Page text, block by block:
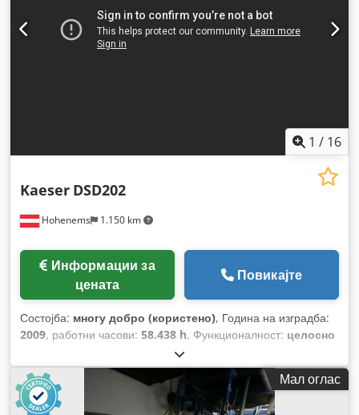
1 / 16
Hohenems 1.150 km
Kaeser DSD202
цената
Повикајте
Состојба: многу добро (користено), Година на изградба:
2009, работни часови: 58.438 h, Функционалност: целосно
Мал оглас